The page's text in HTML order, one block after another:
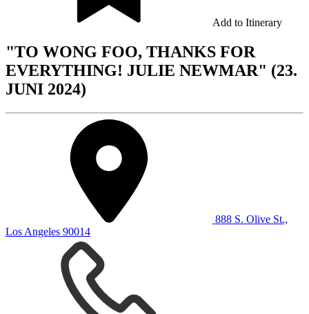
Add to Itinerary
"TO WONG FOO, THANKS FOR
EVERYTHING! JULIE NEWMAR" (23.
JUNI 2024)
888 S. Olive St.,
Los Angeles 90014